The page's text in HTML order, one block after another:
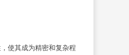
使其成为精密和复杂程